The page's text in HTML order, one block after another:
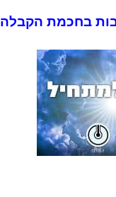
בחכמת הקבלה